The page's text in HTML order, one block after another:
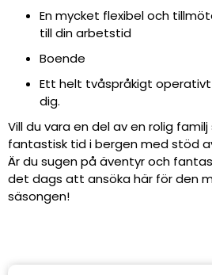
En mycket flexibel och
till din arbetstid
Boende
Ett helt tvåspråkigt
dig.
Vill du vara en del av en rolig
fantastisk tid i bergen med stöd
Är du sugen på äventyr och
det dags att ansöka här för den
säsongen!